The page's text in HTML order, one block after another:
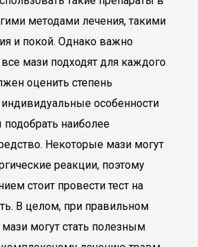
методами лечения, такими
и покой. Однако важно
мази подходят для каждого
оценить степень
особенности
подобрать наиболее
Некоторые мази могут
реакции, поэтому
стоит провести тест на
В целом, при правильном
могут стать полезным